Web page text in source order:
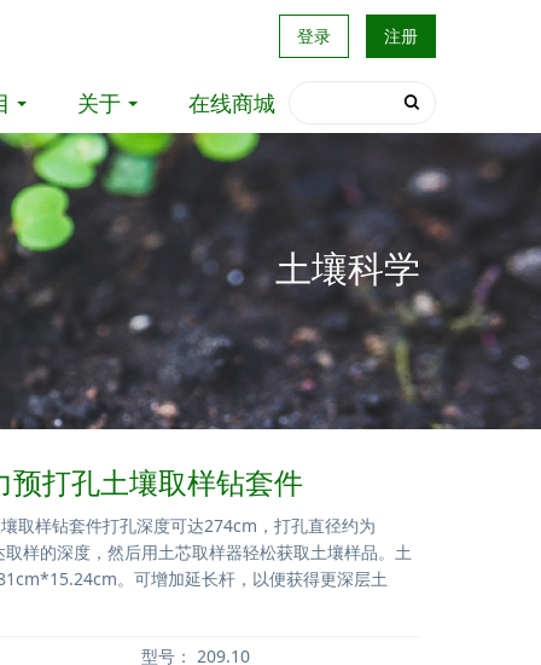
登录 注册
关于 在线商城
土壤科学
预打孔土壤取样钻套件
取样钻套件打孔深度可达274cm，打孔直径约为
样的深度，然后用土芯取样器轻松获取土壤样品。土
。可增加延长杆，以便获得更深层土
型号： 209.10